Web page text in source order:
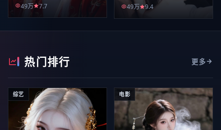
49万 7.7 49万 9.4
热门排行 更多
综艺 电影